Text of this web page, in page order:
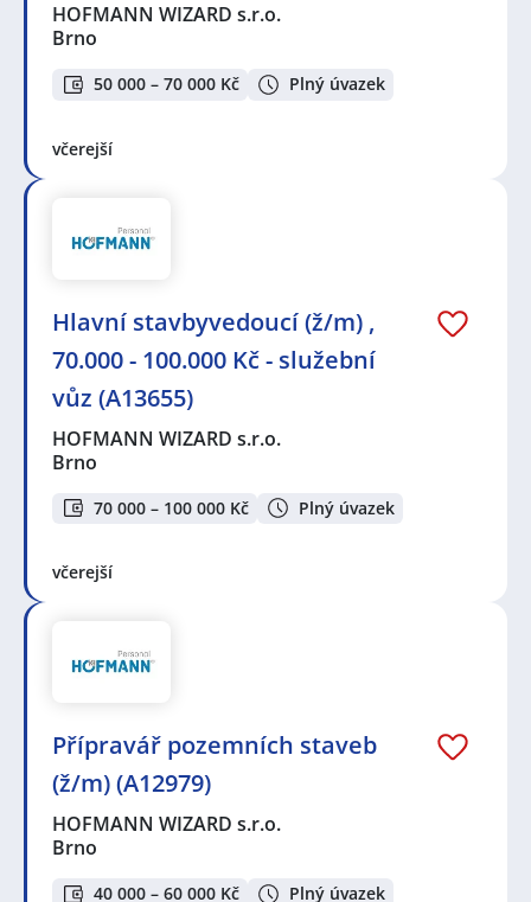
HOFMANN WIZARD s.r.o.
Brno
50 000 – 70 000 Kč Plný úvazek
včerejší
Hlavní stavbyvedoucí (ž/m) ,
70.000 - 100.000 Kč - služební
vůz (A13655)
HOFMANN WIZARD s.r.o.
Brno
70 000 – 100 000 Kč Plný úvazek
včerejší
Přípravář pozemních staveb
(ž/m) (A12979)
HOFMANN WIZARD s.r.o.
Brno
40 000 – 60 000 Kč Plný úvazek